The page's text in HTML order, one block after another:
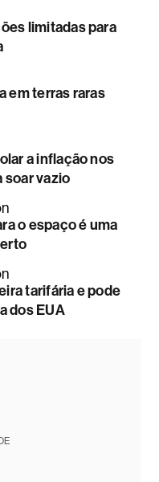
limitadas para
em terras raras
a inflação nos
soar vazio
o espaço é uma
tarifária e pode
dos EUA